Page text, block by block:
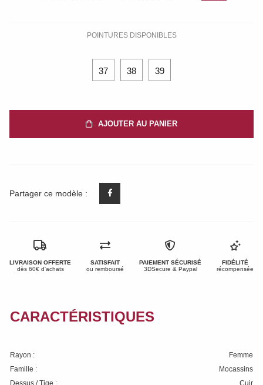
POINTURES DISPONIBLES
37 38 39
AJOUTER AU PANIER
Partager ce modèle :
LIVRAISON OFFERTE
dès 60€ d'achats
SATISFAIT
ou remboursé
PAIEMENT SÉCURISÉ
3DSecure & Paypal
FIDÉLITÉ
récompensée
CARACTÉRISTIQUES
Rayon :
Femme
Famille :
Mocassins
Dessus / Tige :
Cuir